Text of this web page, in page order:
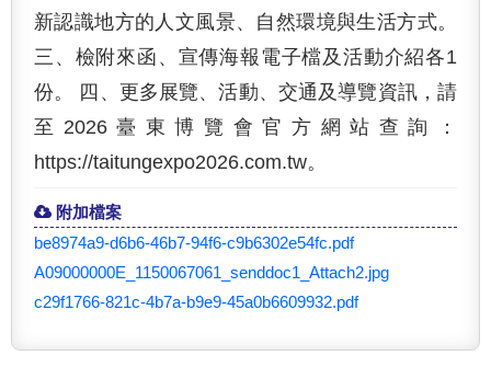
新認識地方的人文風景、自然環境與生活方式。
三、檢附來函、宣傳海報電子檔及活動介紹各1
份。 四、更多展覽、活動、交通及導覽資訊，請
至2026臺東博覽會官方網站查詢：
https://taitungexpo2026.com.tw。
附加檔案
be8974a9-d6b6-46b7-94f6-c9b6302e54fc.pdf
A09000000E_1150067061_senddoc1_Attach2.jpg
c29f1766-821c-4b7a-b9e9-45a0b6609932.pdf